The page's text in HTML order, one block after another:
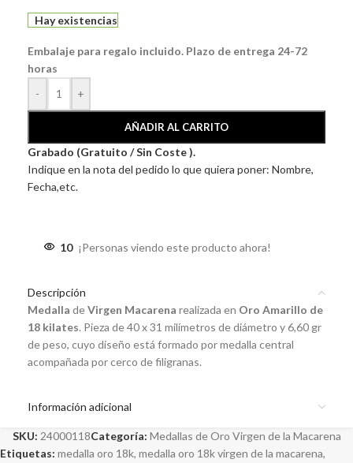
Hay existencias
Embalaje para regalo incluido. Plazo de entrega 24-72
horas
-
+
AÑADIR AL CARRITO
Grabado (Gratuito / Sin Coste ).
Indique en la nota del pedido lo que quiera poner: Nombre,
Fecha,etc.
10 ¡Personas viendo este producto ahora!
Descripción
Medalla deVirgen Macarena realizada en Oro Amarillo de
18 kilates. Pieza de 40 x 31 milímetros de diámetro y 6,60 gr
de peso, cuyo diseño está formado por medalla central
acompañada por cerco de filigranas.
Información adicional
SKU: 24000118Categoría: Medallas de Oro Virgen de la Macarena
Etiquetas: medalla oro 18k, medalla oro 18k virgen de la macarena,